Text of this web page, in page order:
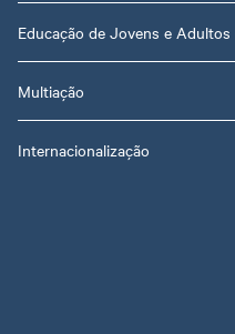
Educação de Jovens e
Multiação
Internacionalização